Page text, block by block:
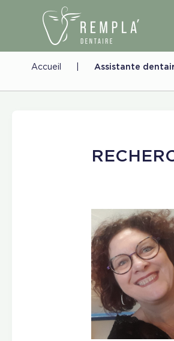
Accueil Assistante